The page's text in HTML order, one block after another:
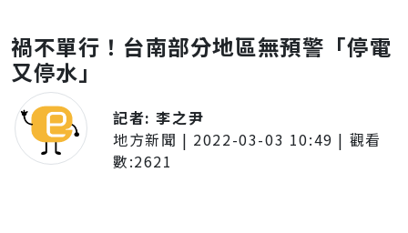
禍不單行！台南部分地區無預警「停電
又停水」
記者:李之尹
地方新聞 | 2022-03-03 10:49 | 觀看
數:2621